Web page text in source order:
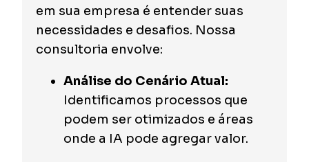
em sua empresa é entender suas
necessidades e desafios. Nossa
consultoria envolve:
Análise do Cenário Atual:
Identificamos processos que
podem ser otimizados e áreas
onde a IA pode agregar valor.